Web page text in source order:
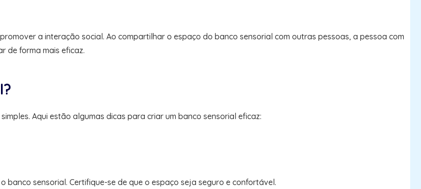
a interação social. Ao compartilhar o espaço do banco sensorial com outras pessoas, a pessoa com
de forma mais eficaz.
Aqui estão algumas dicas para criar um banco sensorial eficaz:
sensorial. Certifique-se de que o espaço seja seguro e confortável.